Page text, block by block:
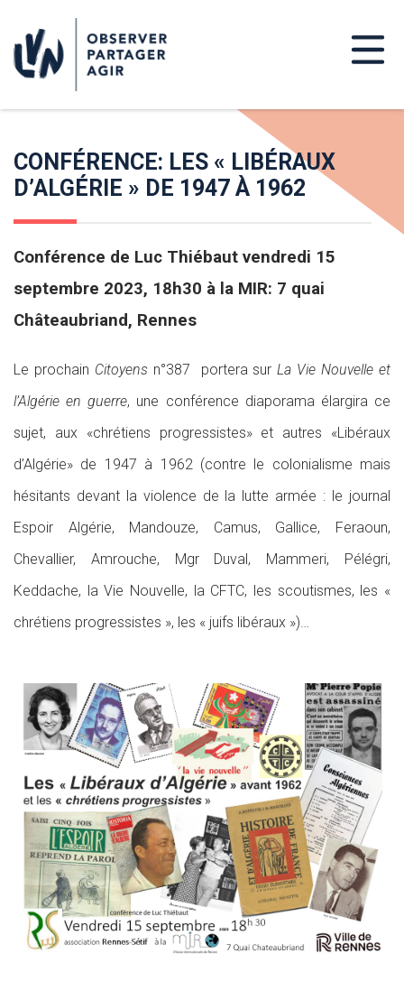
CONFÉRENCE: LES « LIBÉRAUX
D’ALGÉRIE » DE 1947 À 1962
Conférence de Luc Thiébaut vendredi 15
septembre 2023, 18h30 à la MIR: 7 quai
Châteaubriand, Rennes
Le prochain Citoyens n°387 portera surLa Vie Nouvelle et
l’Algérie en guerre, une conférence diaporama élargira ce
sujet, aux «chrétiens progressistes» et autres «Libéraux
d’Algérie» de 1947 à 1962 (contre le colonialisme mais
hésitants devant la violence de la lutte armée : le journal
Espoir Algérie, Mandouze, Camus, Gallice, Feraoun,
Chevallier, Amrouche, Mgr Duval, Mammeri, Pélégri,
Keddache, la Vie Nouvelle, la CFTC, les scoutismes, les «
chrétiens progressistes », les « juifs libéraux »)…